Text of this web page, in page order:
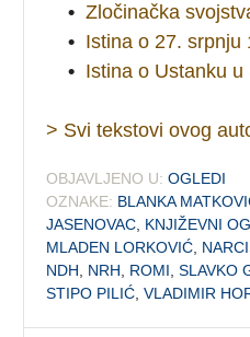
• Zločinačka
• Istina o 27. srpnju
• Istina o Ustanku u
> Svi tekstovi ovog
OBJAVLJENO U: OGLEDI
OZNAKE: BLANKA
JASENOVAC KNJIŽEVNI
MLADEN LORKOVIĆ
NDH
NRH ROMI ,SLAVKO
STIPO PILIĆ ,VLADIMIR